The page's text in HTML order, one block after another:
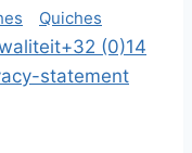
Quiches
+32 (0)14
statement